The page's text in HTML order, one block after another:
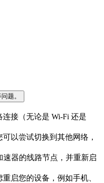
题。
接（无论是 Wi-Fi 还是
以尝试切换到其他网络，
器的线路节点，并重新启
启您的设备，例如手机、